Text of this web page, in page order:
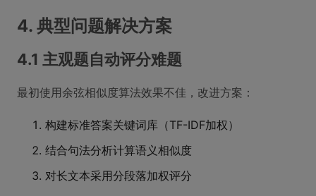
4. 典型问题解决方案
4.1 主观题自动评分难题
最初使用余弦相似度算法效果不佳，改进方案：
构建标准答案关键词库（TF-IDF加权）
结合句法分析计算语义相似度
对长文本采用分段落加权评分